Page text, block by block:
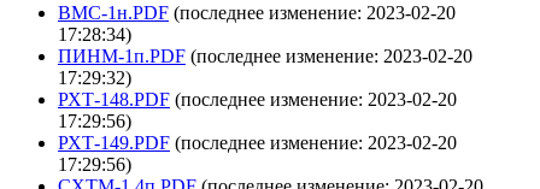
ВМС-1н.PDF (последнее изменение: 2023-02-20
17:28:34)
ПИНМ-1п.PDF (последнее изменение: 2023-02-20
17:29:32)
РХТ-148.PDF (последнее изменение: 2023-02-20
17:29:56)
РХТ-149.PDF (последнее изменение: 2023-02-20
17:29:56)